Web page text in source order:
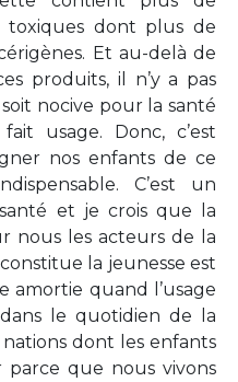
toxiques dont plus de
Et au-delà de
produits, il n’y a pas
nocive pour la santé
usage. Donc, c’est
nos enfants de ce
C’est un
et je crois que la
nous les acteurs de la
la jeunesse est
amortie quand l’usage
le quotidien de la
dont les enfants
que nous vivons